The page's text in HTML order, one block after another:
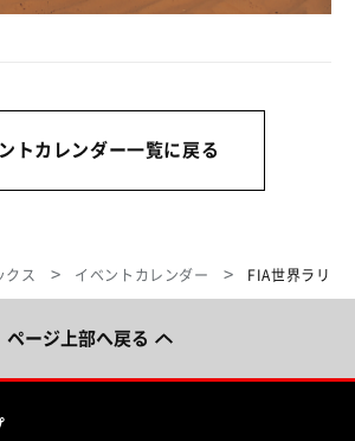
トカレンダー一覧に戻る
クス イベントカレンダー FIA世界ラリー
ページ上部へ戻る